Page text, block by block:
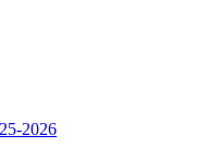
2026